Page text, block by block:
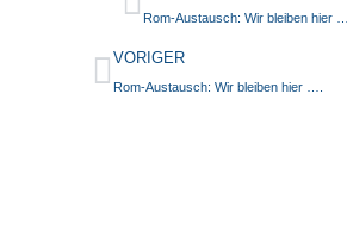
Rom-Austausch: Wir bleiben hier ….
VORIGER
Rom-Austausch: Wir bleiben hier ….